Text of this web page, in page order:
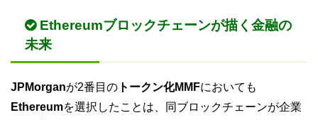
Ethereumブロックチェーンが描く金融の
未来
JPMorganが2番目の トークン化MMFにおいても
Ethereumを選択したことは、同ブロックチェーンが企業